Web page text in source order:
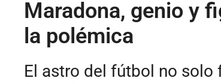
Maradona, genio y
la polémica
El astro del fútbol no solo